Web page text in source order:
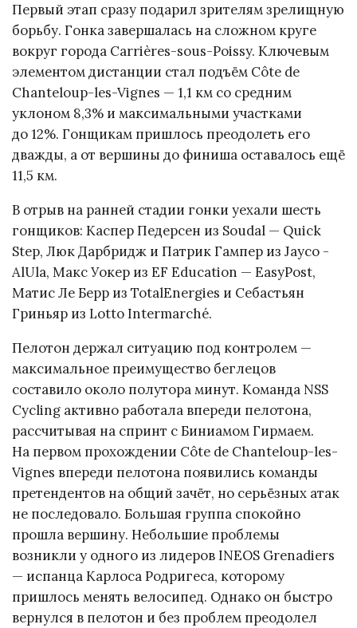
Первый этап сразу подарил зрителям зрелищную
борьбу. Гонка завершалась на сложном круге
вокруг города Carrières-sous-Poissy. Ключевым
элементом дистанции стал подъём Côte de
Chanteloup-les-Vignes — 1,1 км со средним
уклоном 8,3% и максимальными участками
до 12%. Гонщикам пришлось преодолеть его
дважды, а от вершины до финиша оставалось ещё
11,5 км.
В отрыв на ранней стадии гонки уехали шесть
гонщиков: Каспер Педерсен из Soudal — Quick
Step, Люк Дарбридж и Патрик Гампер из Jayco -
AlUla, Макс Уокер из EF Education — EasyPost,
Матис Ле Берр из TotalEnergies и Себастьян
Гриньяр из Lotto Intermarché.
Пелотон держал ситуацию под контролем —
максимальное преимущество беглецов
составило около полутора минут. Команда NSS
Cycling активно работала впереди пелотона,
рассчитывая на спринт с Биниамом Гирмаем.
На первом прохождении Côte de Chanteloup-les-
Vignes впереди пелотона появились команды
претендентов на общий зачёт, но серьёзных атак
не последовало. Большая группа спокойно
прошла вершину. Небольшие проблемы
возникли у одного из лидеров INEOS Grenadiers
— испанца Карлоса Родригеса, которому
пришлось менять велосипед. Однако он быстро
вернулся в пелотон и без проблем преодолел